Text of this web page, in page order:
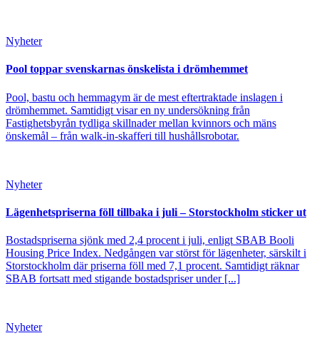
Nyheter
Pool toppar svenskarnas önskelista i drömhemmet
Pool, bastu och hemmagym är de mest eftertraktade inslagen i
drömhemmet. Samtidigt visar en ny undersökning från
Fastighetsbyrån tydliga skillnader mellan kvinnors och mäns
önskemål – från walk-in-skafferi till hushållsrobotar.
Nyheter
Lägenhetspriserna föll tillbaka i juli – Storstockholm sticker ut
Bostadspriserna sjönk med 2,4 procent i juli, enligt SBAB Booli
Housing Price Index. Nedgången var störst för lägenheter, särskilt i
Storstockholm där priserna föll med 7,1 procent. Samtidigt räknar
SBAB fortsatt med stigande bostadspriser under [...]
Nyheter